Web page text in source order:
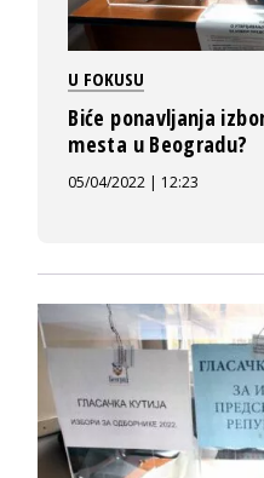
U FOKUSU
Biće ponavljanja
mesta u Beogradu?
05/04/2022 | 12:23